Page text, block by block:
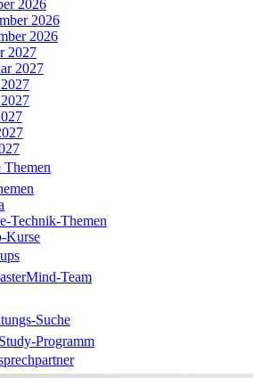
2026
2026
2026
2027
2027
Themen
Technik-Themen
Kurse
Team
Suche
Programm